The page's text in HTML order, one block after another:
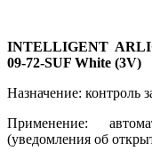
INTELLIGENT
09-72-SUF White (3V)
Назначение: контроль
Применение:
(уведомления об